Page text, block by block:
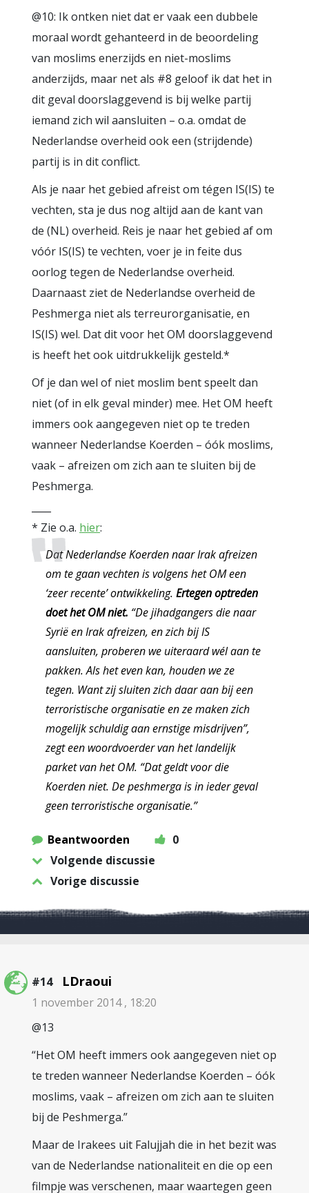
@10: Ik ontken niet dat er vaak een dubbele
moraal wordt gehanteerd in de beoordeling
van moslims enerzijds en niet-moslims
anderzijds, maar net als #8 geloof ik dat het in
dit geval doorslaggevend is bij welke partij
iemand zich wil aansluiten – o.a. omdat de
Nederlandse overheid ook een (strijdende)
partij is in dit conflict.
Als je naar het gebied afreist om tégen IS(IS) te
vechten, sta je dus nog altijd aan de kant van
de (NL) overheid. Reis je naar het gebied af om
vóór IS(IS) te vechten, voer je in feite dus
oorlog tegen de Nederlandse overheid.
Daarnaast ziet de Nederlandse overheid de
Peshmerga niet als terreurorganisatie, en
IS(IS) wel. Dat dit voor het OM doorslaggevend
is heeft het ook uitdrukkelijk gesteld.*
Of je dan wel of niet moslim bent speelt dan
niet (of in elk geval minder) mee. Het OM heeft
immers ook aangegeven niet op te treden
wanneer Nederlandse Koerden – óók moslims,
vaak – afreizen om zich aan te sluiten bij de
Peshmerga.
* Zie o.a. hier:
Dat Nederlandse Koerden naar Irak afreizen
om te gaan vechten is volgens het OM een
‘zeer recente’ ontwikkeling. Ertegen optreden
doet het OM niet. “De jihadgangers die naar
Syrië en Irak afreizen, en zich bij IS
aansluiten, proberen we uiteraard wél aan te
pakken. Als het even kan, houden we ze
tegen. Want zij sluiten zich daar aan bij een
terroristische organisatie en ze maken zich
mogelijk schuldig aan ernstige misdrijven”,
zegt een woordvoerder van het landelijk
parket van het OM. “Dat geldt voor die
Koerden niet. De peshmerga is in ieder geval
geen terroristische organisatie.”
Beantwoorden
0
Volgende discussie
Vorige discussie
#14 LDraoui
1 november 2014 , 18:20
@13
“Het OM heeft immers ook aangegeven niet op
te treden wanneer Nederlandse Koerden – óók
moslims, vaak – afreizen om zich aan te sluiten
bij de Peshmerga.”
Maar de Irakees uit Falujjah die in het bezit was
van de Nederlandse nationaliteit en die op een
filmpje was verschenen, maar waartegen geen